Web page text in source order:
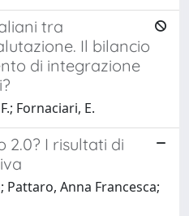
tra
Il bilancio
di integrazione
Fornaciari, E.
2.0? I risultati di
Anna Francesca;